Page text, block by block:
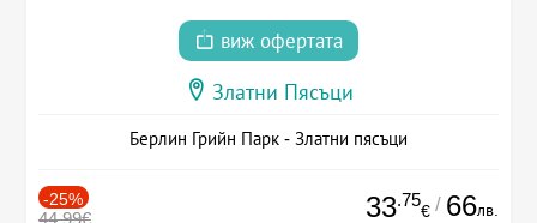
виж офертата
Златни Пясъци
Берлин Грийн Парк - Златни пясъци
-25%
44.99€ 33.75
€ / 66лв.